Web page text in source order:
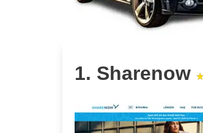
1. Sharenow